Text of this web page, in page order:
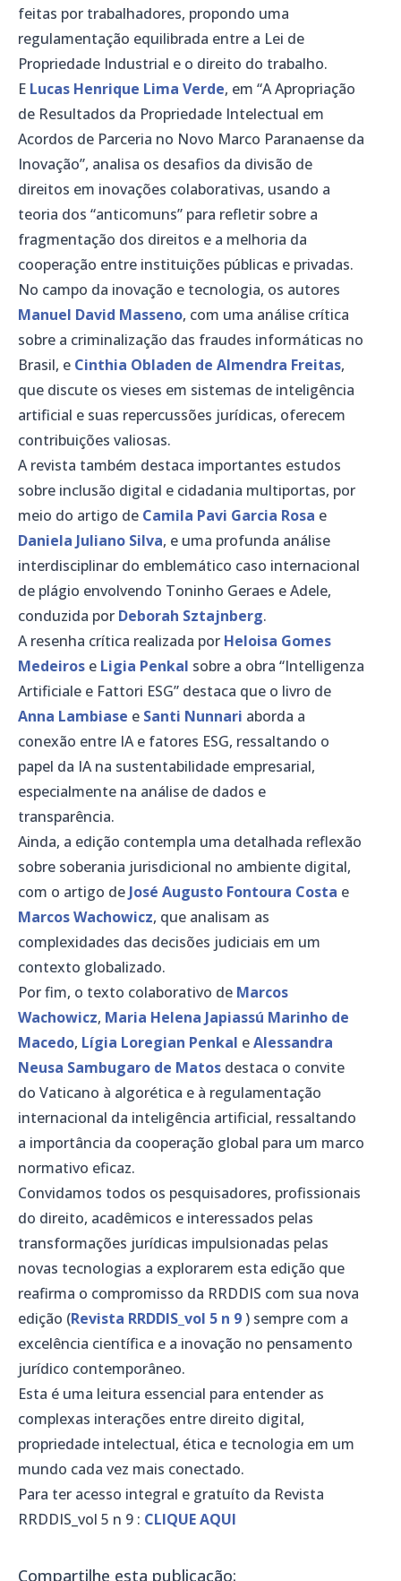
feitas por trabalhadores, propondo uma
regulamentação equilibrada entre a Lei de
Propriedade Industrial e o direito do trabalho.
E Lucas Henrique Lima Verde, em “A Apropriação
de Resultados da Propriedade Intelectual em
Acordos de Parceria no Novo Marco Paranaense da
Inovação”, analisa os desafios da divisão de
direitos em inovações colaborativas, usando a
teoria dos “anticomuns” para refletir sobre a
fragmentação dos direitos e a melhoria da
cooperação entre instituições públicas e privadas.
No campo da inovação e tecnologia, os autores
Manuel David Masseno, com uma análise crítica
sobre a criminalização das fraudes informáticas no
Brasil, e Cinthia Obladen de Almendra Freitas,
que discute os vieses em sistemas de inteligência
artificial e suas repercussões jurídicas, oferecem
contribuições valiosas.
A revista também destaca importantes estudos
sobre inclusão digital e cidadania multiportas, por
meio do artigo de Camila Pavi Garcia Rosa e
Daniela Juliano Silva, e uma profunda análise
interdisciplinar do emblemático caso internacional
de plágio envolvendo Toninho Geraes e Adele,
conduzida por Deborah Sztajnberg.
A resenha crítica realizada por Heloisa Gomes
Medeiros e Ligia Penkal sobre a obra “Intelligenza
Artificiale e Fattori ESG” destaca que o livro de
Anna Lambiase e Santi Nunnari aborda a
conexão entre IA e fatores ESG, ressaltando o
papel da IA na sustentabilidade empresarial,
especialmente na análise de dados e
transparência.
Ainda, a edição contempla uma detalhada reflexão
sobre soberania jurisdicional no ambiente digital,
com o artigo de José Augusto Fontoura Costa e
Marcos Wachowicz, que analisam as
complexidades das decisões judiciais em um
contexto globalizado.
Por fim, o texto colaborativo de Marcos
Wachowicz, Maria Helena Japiassú Marinho de
Macedo, Lígia Loregian Penkal eAlessandra
Neusa Sambugaro de Matos destaca o convite
do Vaticano à algorética e à regulamentação
internacional da inteligência artificial, ressaltando
a importância da cooperação global para um marco
normativo eficaz.
Convidamos todos os pesquisadores, profissionais
do direito, acadêmicos e interessados pelas
transformações jurídicas impulsionadas pelas
novas tecnologias a explorarem esta edição que
reafirma o compromisso da RRDDIS com sua nova
edição (Revista RRDDIS_vol 5 n 9 ) sempre com a
excelência científica e a inovação no pensamento
jurídico contemporâneo.
Esta é uma leitura essencial para entender as
complexas interações entre direito digital,
propriedade intelectual, ética e tecnologia em um
mundo cada vez mais conectado.
Para ter acesso integral e gratuíto da Revista
RRDDIS_vol 5 n 9 : CLIQUE AQUI
Compartilhe esta publicação: